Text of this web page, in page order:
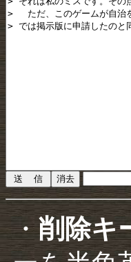
・削除キ